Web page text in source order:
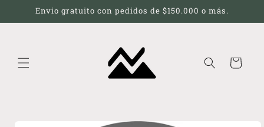
directamente
al contenido
Envio gratuito con pedidos de $150.000 o más.
Carrito